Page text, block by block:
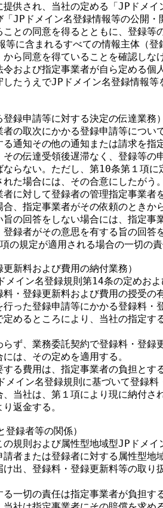
供され、当社の定める「JPドメイ
JPドメイン名登録情報等の公開・
との同意を得るとともに、登録等
等に含まれるすべての情報主体（登
から同意を得ていることを確認しな
および指定事業者が自ら定める個
たうえでJPドメイン名登録情報等
録申請等に対する決定の伝達業務
取次にかかる登録申請等につい
通知その他の通知または請求を指
の伝達受領後遅滞なく、登録等の
らない。ただし、第10条第１項に
れた場合には、その合意にしたがう
者に対して登録者の管理指定事業者
、指定事業者がその依頼のときか
の回答をしない場合には、指定事
録者がその意思を有する旨の回答
の規定が適用される場合の一切の
新料および費用の納付業務）
イン名登録規則第14条の定めおよ
・登録更新料および費用の授受の
った登録申請等にかかる登録料・
めるところにより、当社の指定す
らず、業務委託契約で登録料・登録
は、その定めを適用する。
する費用は、指定事業者の負担とす
メイン名登録規則に基づいて登録
当社は、第１項により現に納付さ
返金する。
録者等の関係）
則および属性型地域型JPドメイ
請者または登録者に対する属性型地
出、登録料・登録更新料等の取り
る一切の責任は指定事業者が負担す